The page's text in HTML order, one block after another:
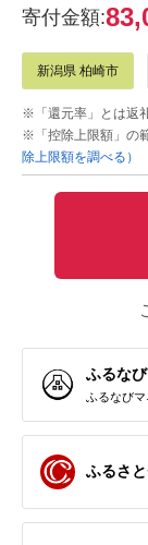
寄付金額:
新潟県 柏崎市
※「還元率」とは返
※「控除上限額」の
除上限額を調べる）
ふるなび
ふるなびマ
ふるさ